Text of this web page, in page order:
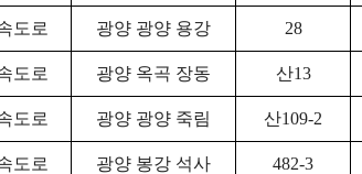
도로 광양 광양 용강 28
도로 광양 옥곡 장동 산13
도로 광양 광양 죽림 산109-2
도로 광양 봉강 석사 482-3